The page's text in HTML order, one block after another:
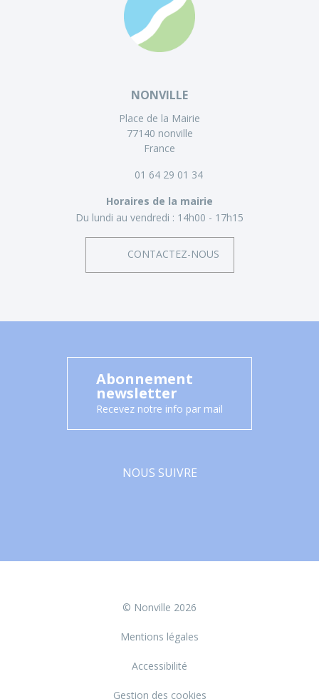
NONVILLE
Place de la Mairie
77140 nonville
France
01 64 29 01 34
Horaires de la mairie
Du lundi au vendredi : 14h00 - 17h15
CONTACTEZ-NOUS
Abonnement
newsletter
Recevez notre info par mail
NOUS SUIVRE
© Nonville 2026
Mentions légales
Accessibilité
Gestion des cookies